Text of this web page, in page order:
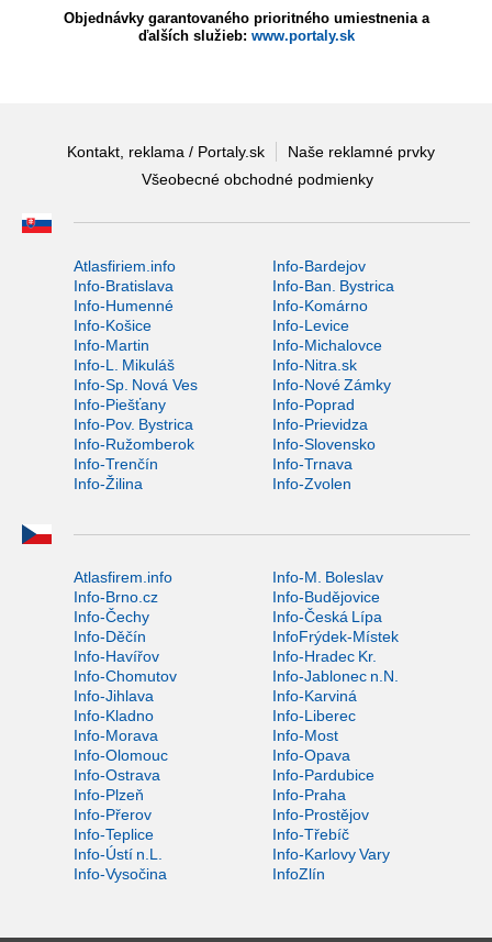
Objednávky garantovaného prioritného umiestnenia a
ďalších služieb: www.portaly.sk
Kontakt, reklama / Portaly.sk
Naše reklamné prvky
Všeobecné obchodné podmienky
Atlasfiriem.info
Info-Bardejov
Info-Bratislava
Info-Ban. Bystrica
Info-Humenné
Info-Komárno
Info-Košice
Info-Levice
Info-Martin
Info-Michalovce
Info-L. Mikuláš
Info-Nitra.sk
Info-Sp. Nová Ves
Info-Nové Zámky
Info-Piešťany
Info-Poprad
Info-Pov. Bystrica
Info-Prievidza
Info-Ružomberok
Info-Slovensko
Info-Trenčín
Info-Trnava
Info-Žilina
Info-Zvolen
Atlasfirem.info
Info-M. Boleslav
Info-Brno.cz
Info-Budějovice
Info-Čechy
Info-Česká Lípa
Info-Děčín
InfoFrýdek-Místek
Info-Havířov
Info-Hradec Kr.
Info-Chomutov
Info-Jablonec n.N.
Info-Jihlava
Info-Karviná
Info-Kladno
Info-Liberec
Info-Morava
Info-Most
Info-Olomouc
Info-Opava
Info-Ostrava
Info-Pardubice
Info-Plzeň
Info-Praha
Info-Přerov
Info-Prostějov
Info-Teplice
Info-Třebíč
Info-Ústí n.L.
Info-Karlovy Vary
Info-Vysočina
InfoZlín